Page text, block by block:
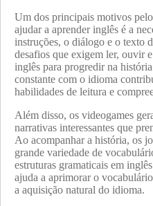
Um dos principais motivos
ajudar a aprender inglês é a
instruções, o diálogo e o texto
desafios que exigem ler, ouvir
inglês para progredir na
constante com o idioma
habilidades de leitura e
Além disso, os videogames
narrativas interessantes que
Ao acompanhar a história, os
grande variedade de
estruturas gramaticais em
ajuda a aprimorar o
a aquisição natural do idioma.